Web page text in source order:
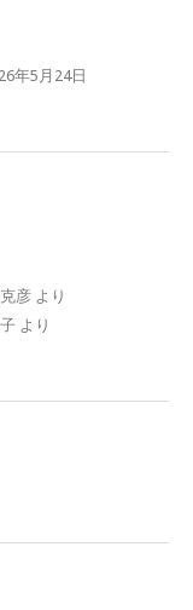
年5月24日
彦 より
より